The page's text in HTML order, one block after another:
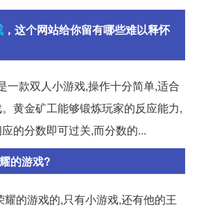
，这个网站给你留有哪些难以释怀
一款双人小游戏,操作十分简单,适合
黄金矿工能够锻炼玩家的反应能力,
的分数即可过关,而分数的...
的游戏?
的游戏的,只有小游戏,还有他的王